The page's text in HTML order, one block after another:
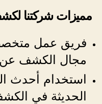
مميزات شركتنا
فريق عمل
مجال الكشف عن
استخدام أحدث
الحديثة في